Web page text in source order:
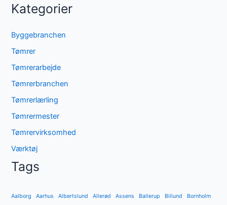
Kategorier
Byggebranchen
Tømrer
Tømrerarbejde
Tømrerbranchen
Tømrerlærling
Tømrermester
Tømrervirksomhed
Værktøj
Tags
Aalborg Aarhus Albertslund Allerød Assens Ballerup Billund Bornholm